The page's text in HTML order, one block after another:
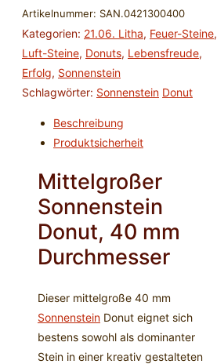
mm
rund
Menge
Artikelnummer: SAN.0421300400
Kategorien: 21.06. Litha, Feuer-Steine,
Luft-Steine, Donuts, Lebensfreude,
Erfolg, Sonnenstein
Schlagwörter: Sonnenstein Donut
Beschreibung
Produktsicherheit
Mittelgroßer
Sonnenstein
Donut, 40 mm
Durchmesser
Dieser mittelgroße 40 mm
Sonnenstein Donut eignet sich
bestens sowohl als dominanter
Stein in einer kreativ gestalteten